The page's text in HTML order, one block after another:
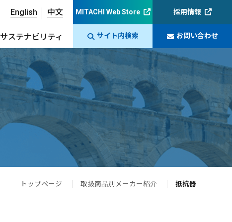
English 中文
サステナビリティ
MITACHI Web Store 採用情報
サイト内検索 お問い合わせ
トップページ 取扱商品別メーカー紹介 抵抗器